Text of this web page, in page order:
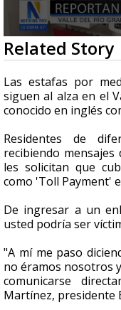
0
seconds
of
1
minute,
13
seconds
Related Story
Las estafas por
siguen al alza en el
conocido en inglés
Residentes de
recibiendo
les solicitan que
como 'Toll Payment'
De ingresar a un
usted podría ser
"A mí me paso
no éramos nosotros
comunicarse
Martínez, presidente